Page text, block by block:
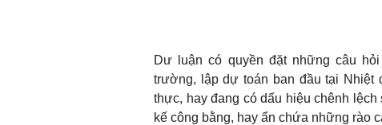
Dư luận có quyền đặt những câu
trường, lập dự toán ban đầu tại Nhiệt
thực, hay đang có dấu hiệu chênh
kế công bằng, hay ẩn chứa những rào